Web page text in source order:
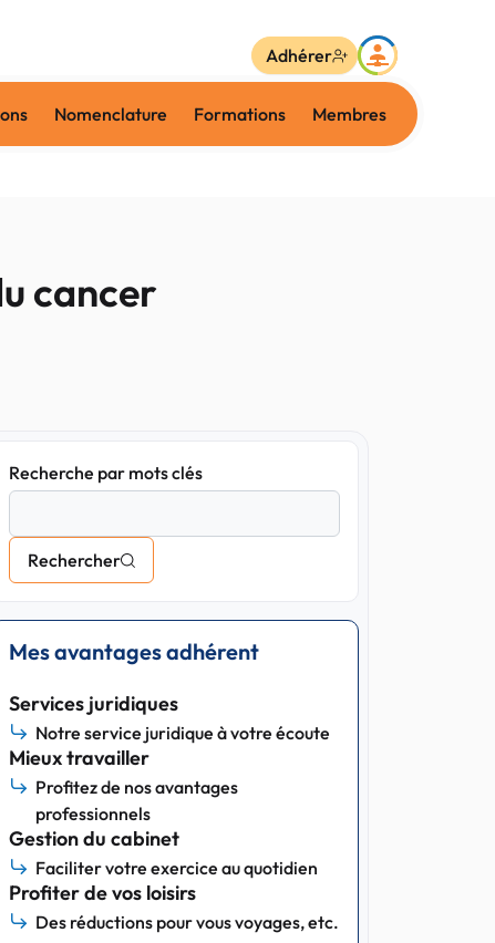
Nomenclature Formations Membres
Adhérer
cancer
Recherche par mots clés
Rechercher
Mes avantages adhérent
Services juridiques
Notre service juridique à votre écoute
Mieux travailler
Profitez de nos avantages
professionnels
Gestion du cabinet
Faciliter votre exercice au quotidien
Profiter de vos loisirs
Des réductions pour vous voyages, etc.